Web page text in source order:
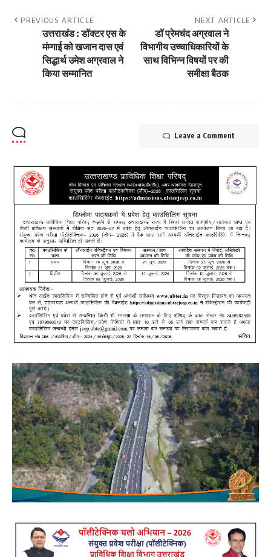
PREVIOUS ARTICLE
उत्तराखंड : डॉक्टर एस के
मंम्गाई को खजान दास एवं
सिद्धार्थ उमेश अग्रवाल ने
किया सम्मानित
NEXT ARTICLE
डॉ प्रेमचंद अग्रवाल ने
विभागीय उच्चाधिकारियों के
साथ विभिन्न विषयों पर की
समीक्षा बैठक
Leave a Comment